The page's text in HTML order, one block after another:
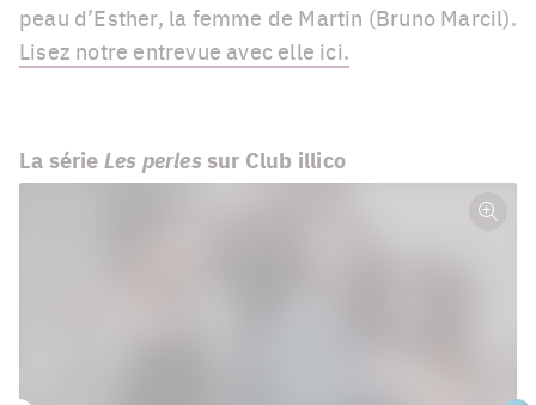
peau d’Esther, la femme de Martin (Bruno Marcil).
Lisez notre entrevue avec elle ici.
La sérieLes perlessur Club illico
Plein